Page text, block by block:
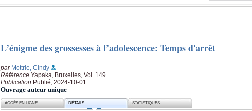
L’énigme des grossesses à l’adolescence: Temps d'arrêt
par Mottrie, Cindy
Référence Yapaka, Bruxelles, Vol. 149
Publication Publié, 2024-10-01
Ouvrage auteur unique
ACCÈS EN LIGNE DÉTAILS STATISTIQUES